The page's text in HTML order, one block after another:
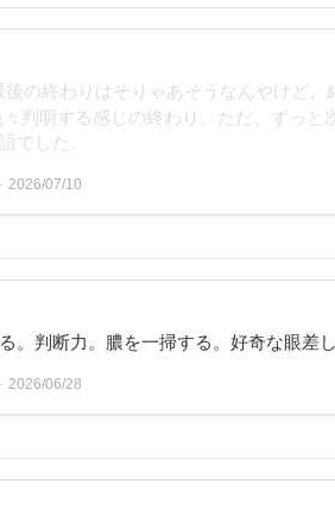
終わりはそりゃあそうなんやけど、
判明する感じの終わり。ただ、ずっと
でした。
2026/07/10
。判断力。膿を一掃する。好奇な眼差し
2026/06/28